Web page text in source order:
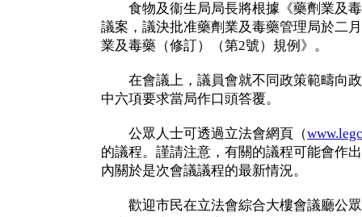
食物及衞生局局長將根據《藥劑業及毒
議案，議決批准藥劑業及毒藥管理局於二
業及毒藥（修訂）（第2號）規例》。
在會議上，議員會就不同政策範疇向政
中六項要求當局作口頭答覆。
公眾人士可透過立法會網頁（
的議程。謹請注意，有關的議程可能會作
內關於是次會議議程的最新情況。
歡迎市民在立法會綜合大樓會議廳公眾